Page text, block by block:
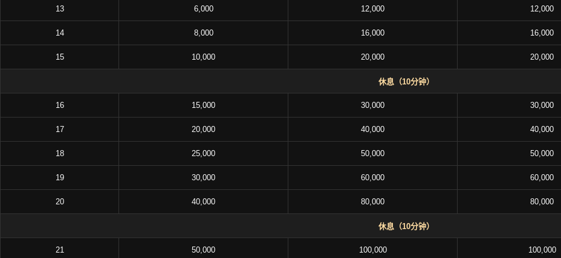
13 6,000 12,000 12,000
14 8,000 16,000 16,000
15 10,000 20,000 20,000
休息（10分钟）
16 15,000 30,000 30,000
17 20,000 40,000 40,000
18 25,000 50,000 50,000
19 30,000 60,000 60,000
20 40,000 80,000 80,000
休息（10分钟）
21 50,000 100,000 100,000